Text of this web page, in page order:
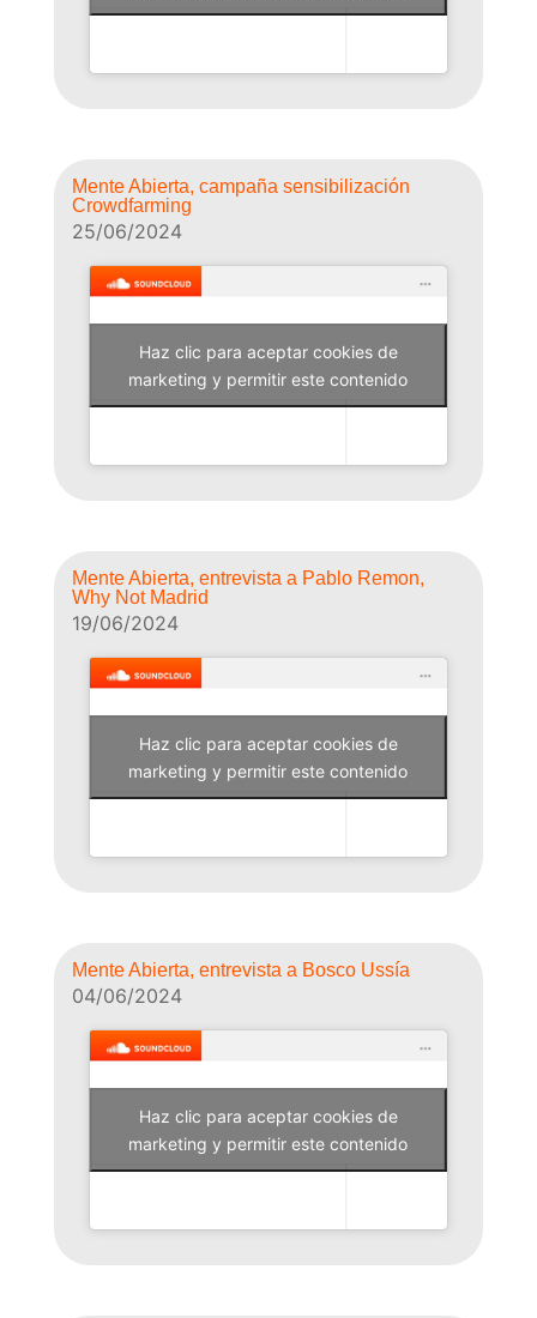
Mente Abierta, campaña sensibilización
Crowdfarming
25/06/2024
Haz clic para aceptar cookies de
marketing y permitir este contenido
Mente Abierta, entrevista a Pablo Remon,
Why Not Madrid
19/06/2024
Haz clic para aceptar cookies de
marketing y permitir este contenido
Mente Abierta, entrevista a Bosco Ussía
04/06/2024
Haz clic para aceptar cookies de
marketing y permitir este contenido